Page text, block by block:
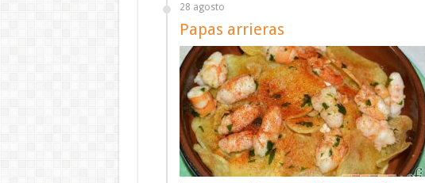
28 agosto
Papas arrieras